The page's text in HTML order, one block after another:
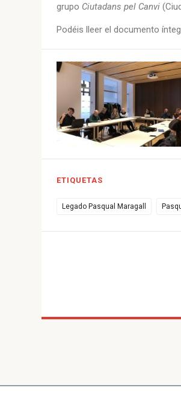
grupo Ciutadans pel Canvi
Podéis lleer el documento
ETIQUETAS
Legado Pasqual Maragall